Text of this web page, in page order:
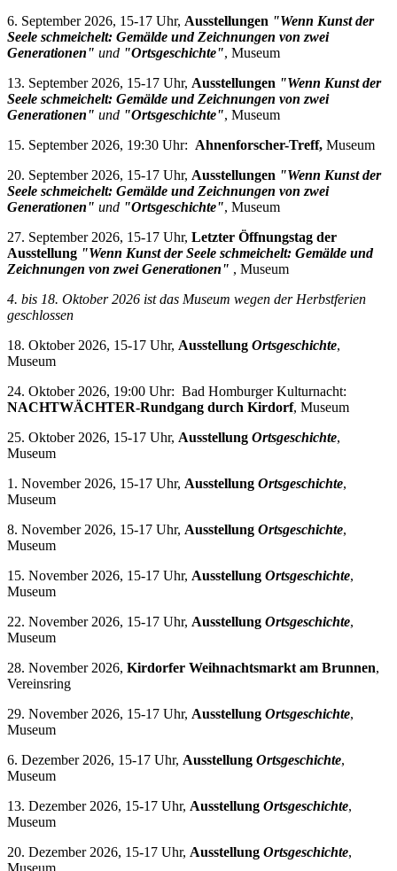
6. September 2026, 15-17 Uhr, Ausstellungen "Wenn Kunst der
Seele schmeichelt: Gemälde und Zeichnungen von zwei
Generationen" und "Ortsgeschichte", Museum
13. September 2026, 15-17 Uhr, Ausstellungen "Wenn Kunst der
Seele schmeichelt: Gemälde und Zeichnungen von zwei
Generationen" und "Ortsgeschichte", Museum
15. September 2026, 19:30 Uhr: Ahnenforscher-Treff, Museum
20. September 2026, 15-17 Uhr, Ausstellungen "Wenn Kunst der
Seele schmeichelt: Gemälde und Zeichnungen von zwei
Generationen" und "Ortsgeschichte", Museum
27. September 2026, 15-17 Uhr, Letzter Öffnungstag der
Ausstellung "Wenn Kunst der Seele schmeichelt: Gemälde und
Zeichnungen von zwei Generationen" , Museum
4. bis 18. Oktober 2026 ist das Museum wegen der Herbstferien
geschlossen
18. Oktober 2026, 15-17 Uhr, Ausstellung Ortsgeschichte,
Museum
24. Oktober 2026, 19:00 Uhr: Bad Homburger Kulturnacht:
NACHTWÄCHTER-Rundgang durch Kirdorf, Museum
25. Oktober 2026, 15-17 Uhr, Ausstellung Ortsgeschichte,
Museum
1. November 2026, 15-17 Uhr, Ausstellung Ortsgeschichte,
Museum
8. November 2026, 15-17 Uhr, Ausstellung Ortsgeschichte,
Museum
15. November 2026, 15-17 Uhr, Ausstellung Ortsgeschichte,
Museum
22. November 2026, 15-17 Uhr, Ausstellung Ortsgeschichte,
Museum
28. November 2026, Kirdorfer Weihnachtsmarkt am Brunnen,
Vereinsring
29. November 2026, 15-17 Uhr, Ausstellung Ortsgeschichte,
Museum
6. Dezember 2026, 15-17 Uhr, Ausstellung Ortsgeschichte,
Museum
13. Dezember 2026, 15-17 Uhr, Ausstellung Ortsgeschichte,
Museum
20. Dezember 2026, 15-17 Uhr, Ausstellung Ortsgeschichte,